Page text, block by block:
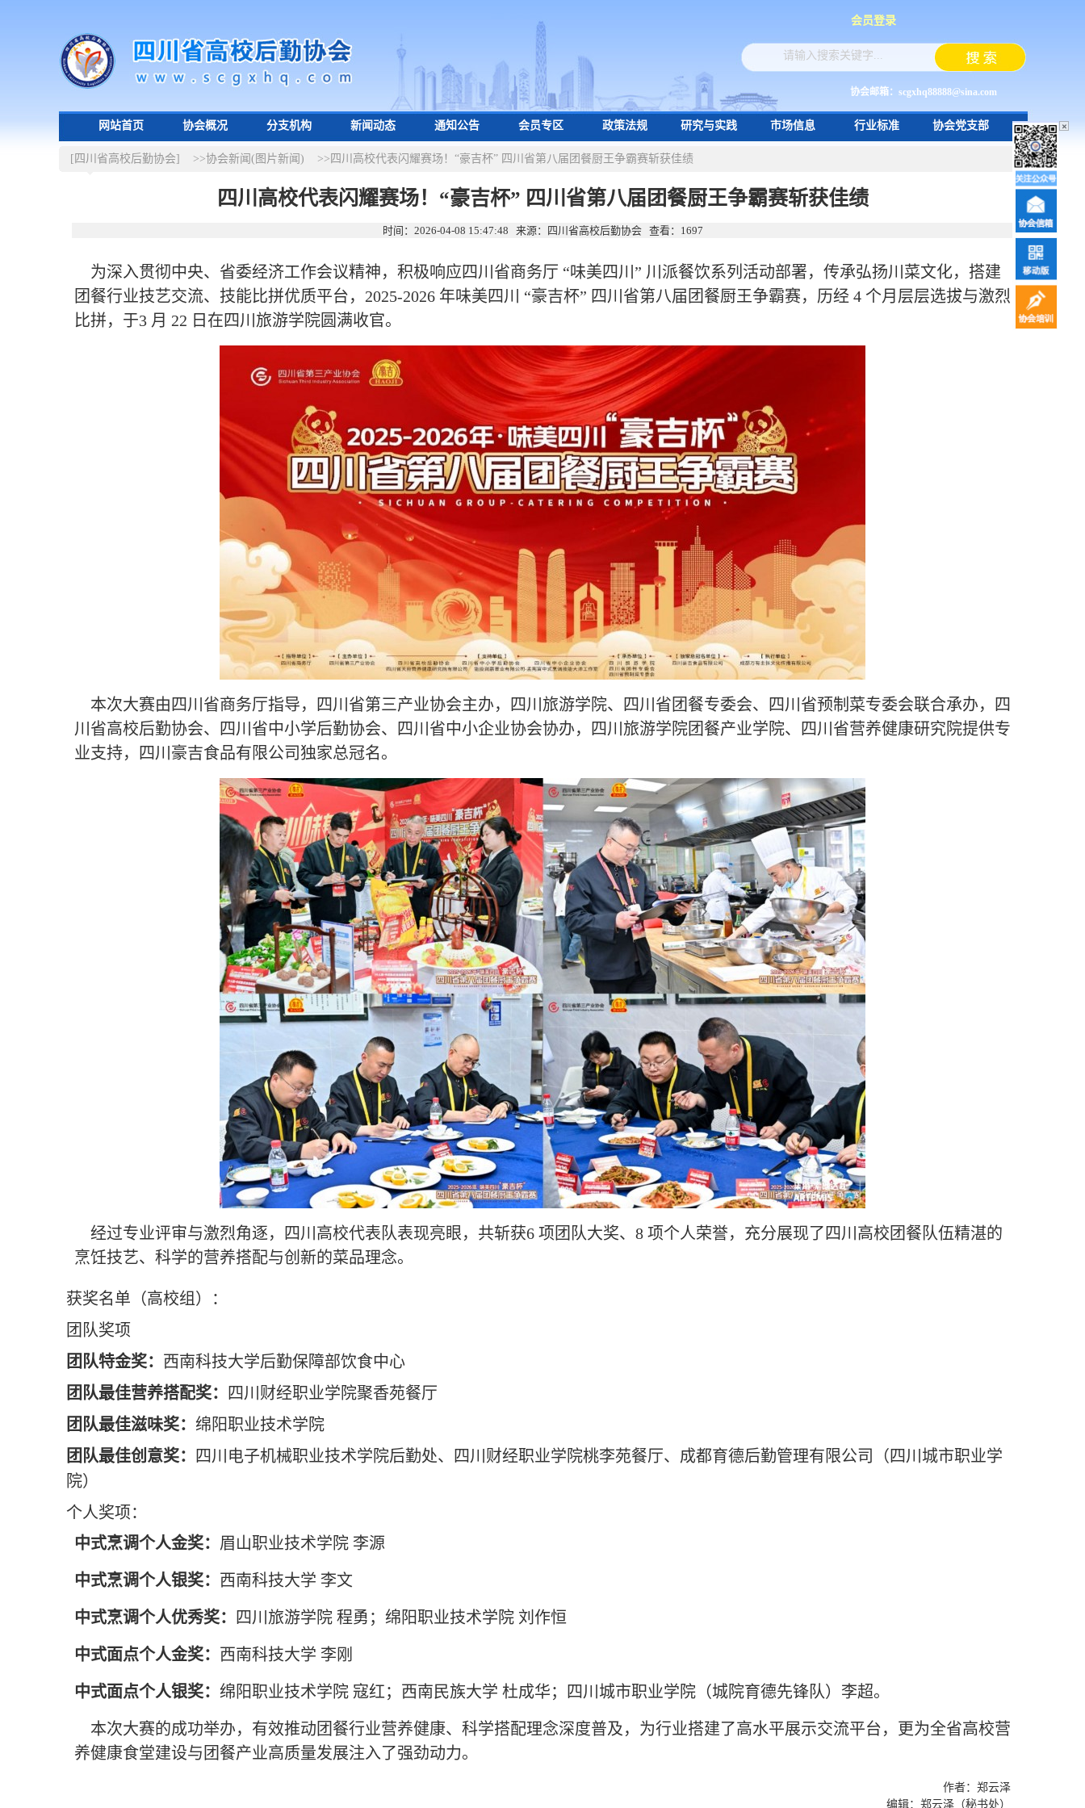
网站首页 协会概况 分支机构 新闻动态 通知公告 会员专区 政策法规 研究与实践 市场信息 行业标准 协会党支部
会员登录
协会邮箱：scgxhq88888@sina.com
[四川省高校后勤协会] >>协会新闻(图片新闻) >>四川高校代表闪耀赛场！“豪吉杯” 四川省第八届团餐厨王争霸赛斩获佳绩
四川高校代表闪耀赛场！“豪吉杯” 四川省第八届团餐厨王争霸赛斩获佳绩
时间：2026-04-08 15:47:48 来源：四川省高校后勤协会 查看： 1697
为深入贯彻中央、省委经济工作会议精神，积极响应四川省商务厅 “味美四川” 川派餐饮系列活动部署，传承弘扬川菜文化，搭建
团餐行业技艺交流、技能比拼优质平台，2025-2026 年味美四川 “豪吉杯” 四川省第八届团餐厨王争霸赛，历经 4 个月层层选拔与激烈
比拼，于3 月 22 日在四川旅游学院圆满收官。
本次大赛由 四川省商务厅指导， 四川省第三产业协会主办，四川旅游学院、四川省团餐专委会、四川省预制菜专委会联合承办，四
川省高校后勤协会、四川省中小学后勤协会、四川省中小企业协会协办，四川旅游学院团餐产业学院、四川省营养健康研究院提供专
业支持，
四川豪吉食品有限公司 独家总冠名。
经过专业评审与激烈角逐， 四川高校代表队表现亮眼，共斩获6 项团队大奖、8 项个人荣誉，充分展现了四川高校团餐队伍精湛的
烹饪技艺、科学的营养搭配与创新的菜品理念。
获奖名单（高校组）：
团队奖项
团队特金奖： 西南科技大学后勤保障部饮食中心
团队最佳营养搭配奖：
四川财经职业学院聚香苑餐厅
团队最佳滋味奖： 绵阳职业技术学院
团队最佳创意奖：
四川电子机械职业技术学院后勤处、四川财经职业学院桃李苑餐厅、成都育德后勤管理有限公司（四川城市职业学
院）
个人奖项：
中式烹调个人金奖： 眉山职业技术学院 李源
中式烹调个人银奖： 西南科技大学 李文
中式烹调个人优秀奖： 四川旅游学院 程勇；绵阳职业技术学院 刘作恒
中式面点个人金奖： 西南科技大学 李刚
中式面点个人银奖： 绵阳职业技术学院 寇红；西南民族大学 杜成华；四川城市职业学院（城院育德先锋队）李超。
本次大赛的成功举办，有效推动团餐行业营养健康、科学搭配理念深度普及，为行业搭建了高水平展示交流平台，更为全省高校营
养健康食堂建设与团餐产业高质量发展注入了强劲动力。
作者：郑云泽
编辑：郑云泽（秘书处）
×